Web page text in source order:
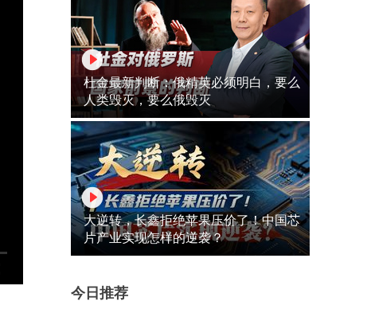
杜金最新判断：俄精英必须明白，要么
人类毁灭，要么俄毁灭
大逆转，长鑫拒绝苹果压价了！中国芯
片产业实现怎样的逆袭？
今日推荐